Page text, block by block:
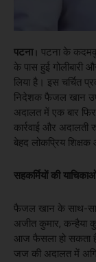
पटना। पटना के
के पास हुई गोलीबारी
लिया है। इस चर्चित
निदेशक फैजल खान
अदालत में एक बार फिर
कार्रवाई और अदालती
बेहद लोकप्रिय
सहकर्मियों की
फैजल खान के साथ-
अजीत कुमार, कन्हैया
आज फैसला हो सकता
जज की अदालत में